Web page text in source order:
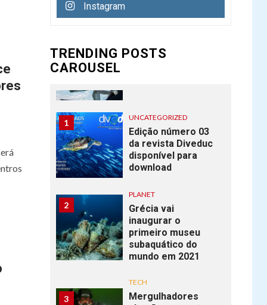
Instagram
TRENDING POSTS
CAROUSEL
Novo Recife de
1 UNCATEGORIZED
Edição número 03
da revista Diveduc
disponível para
download
2
PLANET
Grécia vai
inaugurar o
primeiro museu
subaquático do
mundo em 2021
3
TECH
Mergulhadores